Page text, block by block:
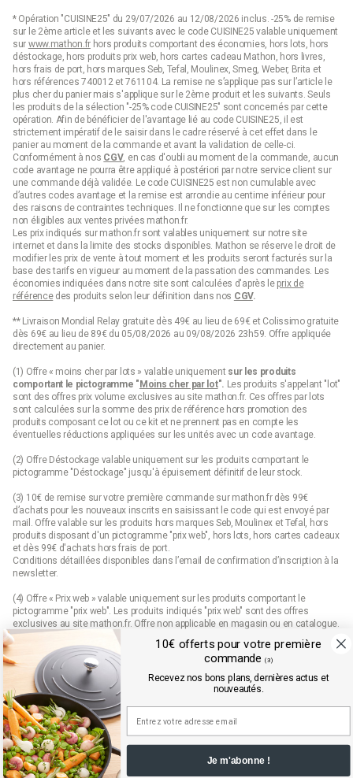
* Opération "CUISINE25" du 29/07/2026 au 12/08/2026 inclus. -25% de remise
sur le 2ème article et les suivants avec le code CUISINE25 valable uniquement
sur www.mathon.frhors produits comportant des économies, hors lots, hors
déstockage, hors produits prix web, hors cartes cadeau Mathon, hors livres,
hors frais de port, hors marques Seb, Tefal, Moulinex, Smeg, Weber, Brita et
hors références 740012 et 761104. La remise ne s’applique pas sur l’article le
plus cher du panier mais s'applique sur le 2ème produit et les suivants. Seuls
les produits de la sélection "-25% code CUISINE25" sont concernés par cette
opération. Afin de bénéficier de l'avantage lié au code CUISINE25, il est
strictement impératif de le saisir dans le cadre réservé à cet effet dans le
panier au moment de la commande et avant la validation de celle-ci.
Conformément à nos CGV, en cas d'oubli au moment de la commande, aucun
code avantage ne pourra être appliqué à postériori par notre service client sur
une commande déjà validée. Le code CUISINE25 est non cumulable avec
d’autres codes avantage et la remise est arrondie au centime inférieur pour
des raisons de contraintes techniques. Il ne fonctionne que sur les comptes
non éligibles aux ventes privées mathon.fr.
Les prix indiqués sur mathon.fr sont valables uniquement sur notre site
internet et dans la limite des stocks disponibles. Mathon se réserve le droit de
modifier les prix de vente à tout moment et les produits seront facturés sur la
base des tarifs en vigueur au moment de la passation des commandes. Les
économies indiquées dans notre site sont calculées d'après le prix de
référencedes produits selon leur définition dans nos CGV.
** Livraison Mondial Relay gratuite dès 49€ au lieu de 69€ et Colissimo gratuite
dès 69€ au lieu de 89€ du 05/08/2026 au 09/08/2026 23h59. Offre appliquée
directement au panier.
(1) Offre « moins cher par lots » valable uniquement sur les produits
comportant le pictogramme "Moins cher par lot". Les produits s'appelant "lot"
sont des offres prix volume exclusives au site mathon.fr. Ces offres par lots
sont calculées sur la somme des prix de référence hors promotion des
produits composant ce lot ou ce kit et ne prennent pas en compte les
éventuelles réductions appliquées sur les unités avec un code avantage.
(2) Offre Déstockage valable uniquement sur les produits comportant le
pictogramme "Déstockage" jusqu'à épuisement définitif de leur stock.
(3) 10€ de remise sur votre première commande sur mathon.fr dès 99€
d’achats pour les nouveaux inscrits en saisissant le code qui est envoyé par
mail. Offre valable sur les produits hors marques Seb, Moulinex et Tefal, hors
produits disposant d'un pictogramme "prix web", hors lots, hors cartes cadeaux
et dès 99€ d'achats hors frais de port.
Conditions détaillées disponibles dans l’email de confirmation d’inscription à la
newsletter.
(4) Offre « Prix web » valable uniquement sur les produits comportant le
pictogramme "prix web". Les produits indiqués "prix web" sont des offres
exclusives au site mathon.fr. Offre non applicable en magasin ou en catalogue.
Mathon.fr est membre de la FEVAD (fédération du e-commerce et de la vente à
distance)
10€ offerts pour votre première
commande
(3)
Recevez nos bons plans, dernières actus et
nouveautés.
Je m'abonne !